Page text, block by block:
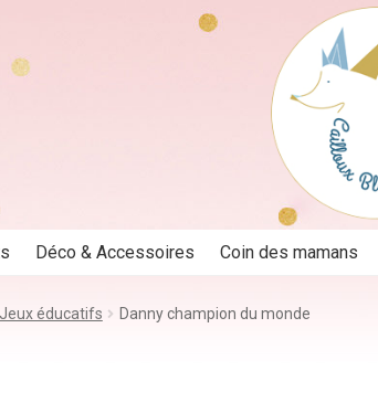
Déco & Accessoires Coin des mamans
Jeux éducatifs Danny champion du monde